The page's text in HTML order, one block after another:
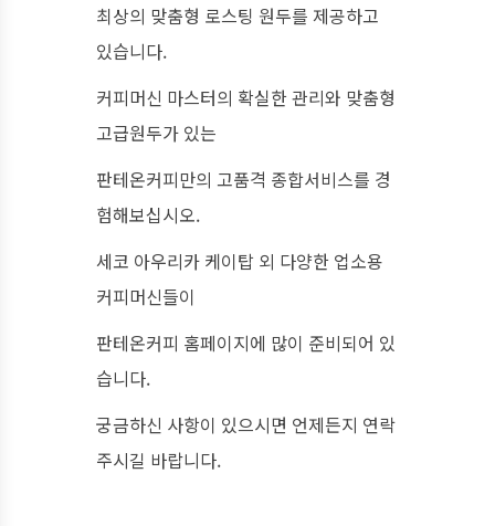
최상의 맞춤형 로스팅 원두를 제공하고
있습니다.
커피머신 마스터의 확실한 관리와 맞춤형
고급원두가 있는
판테온커피만의 고품격 종합서비스를 경
험해보십시오.
세코 아우리카 케이탑 외 다양한 업소용
커피머신들이
판테온커피 홈페이지에 많이 준비되어 있
습니다.
궁금하신 사항이 있으시면 언제든지 연락
주시길 바랍니다.